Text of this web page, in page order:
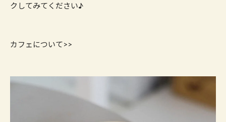
クしてみてください♪
カフェについて>>